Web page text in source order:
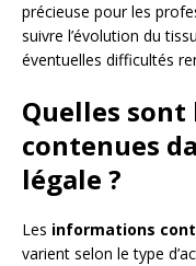
précieuse pour les
suivre l’évolution du
éventuelles difficultés
Quelles
contenues
légale ?
Les informations
varient selon le type